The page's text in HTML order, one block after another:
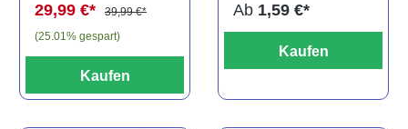
29,99 €*
39,99 €*
(25.01% gespart)
Kaufen
Ab 1,59 €*
Kaufen